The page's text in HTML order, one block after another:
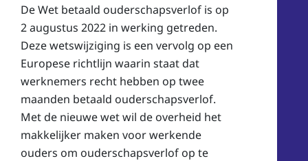
De Wet betaald ouderschapsverlof is op
2 augustus 2022 in werking getreden.
Deze wetswijziging is een vervolg op een
Europese richtlijn waarin staat dat
werknemers recht hebben op twee
maanden betaald ouderschapsverlof.
Met de nieuwe wet wil de overheid het
makkelijker maken voor werkende
ouders om ouderschapsverlof op te